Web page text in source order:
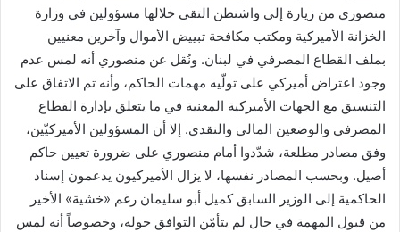
منصوري من زيارة إلى واشنطن التقى خلالها مسؤولين في وزارة
الخزانة الأميركية ومكتب مكافحة تبييض الأموال وآخرين معنيين
بملف القطاع المصرفي في لبنان. ونُقل عن منصوري أنه لمس عدم
وجود اعتراض أميركي على تولّيه مهمات الحاكم، وأنه تم الاتفاق على
التنسيق مع الجهات الأميركية المعنية في ما يتعلق بإدارة القطاع
المصرفي والوضعين المالي والنقدي. إلا أن المسؤولين الأميركيّين،
وفق مصادر مطلعة، شدّدوا أمام منصوري على ضرورة تعيين حاكم
أصيل. وبحسب المصادر نفسها، لا يزال الأميركيون يدعمون إسناد
الحاكمية إلى الوزير السابق كميل أبو سليمان رغم «خشية» الأخير
من قبول المهمة في حال لم يتأمّن التوافق حوله، وخصوصاً أنه لمس